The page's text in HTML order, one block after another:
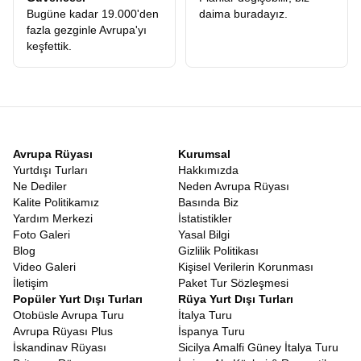
rotamızın en güzel yanı, Türk vatandaşları için büyük kolaylık
sağlayanVizesiz Balkan Turu
niteliği taşıyan ülkeleri
kapsamasıdır. Makedonya, Arnavutluk, Karadağ, Bosna Hersek
ve Sırbistan gibi ülkeler, Türk pasaportuna vize uygulamayan dost
topraklardır. Pasaportunuzu cebinize koyup sanki şehir
Erken Rezervasyon Balkan Turu Fiyatları
Seyahat sektöründeki en büyük sorunlardan biri, ilk bakışta
görünen fiyat ile turun sonunda harcanan toplam tutar arasındaki
uçurumdur. Biz,
Balkan Turu Fiyatları
konusunda şeffaflığı ilke
edindik. Web sitemizde gördüğünüz rakam, turun ana iskeletini
oluşturur ve gizli maliyet sürprizleriyle karşılaşmazsınız. Tüm
ekstra turların fiyata dahil olması, diğer firmaların ekstra adı
altında topladığı yüzlerce Euro’nun cebinizde kalması demektir.
Fiyat-performans analizi yapıldığında, sunduğumuz hizmetin
kalitesi ve kapsamı, ödediğiniz her kuruşun karşılığını fazlasıyla
verdiğimizi gösterecektir.
Erken rezervasyon Balkan turu
avantajlarını fırsata çevirebilirsiniz.
Adımızdaki rüya kelimesi tesadüf değildir. Katılımcılarımız için
hazırladığımız Balkan Rüyası Tur
konsepti, sadece turistik
Bugüne kadar 19.000'den
fazla gezginle Avrupa'yı
keşfettik.
daima buradayız.
Avrupa Rüyası
Yurtdışı Turları
Ne Dediler
Kalite Politikamız
Yardım Merkezi
Foto Galeri
Blog
Video Galeri
İletişim
Kurumsal
Hakkımızda
Neden Avrupa Rüyası
Basında Biz
İstatistikler
Yasal Bilgi
Gizlilik Politikası
Kişisel Verilerin Korunması
Paket Tur Sözleşmesi
Popüler Yurt Dışı Turları
Otobüsle Avrupa Turu
Avrupa Rüyası Plus
İskandinav Rüyası
Rüya Yurt Dışı Turları
İtalya Turu
İspanya Turu
Sicilya Amalfi Güney İtalya Turu